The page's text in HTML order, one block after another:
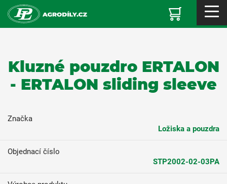
Kluzné pouzdro ERTALON
- ERTALON sliding sleeve
Značka
Ložiska a pouzdra
Objednací číslo
STP2002-02-03PA